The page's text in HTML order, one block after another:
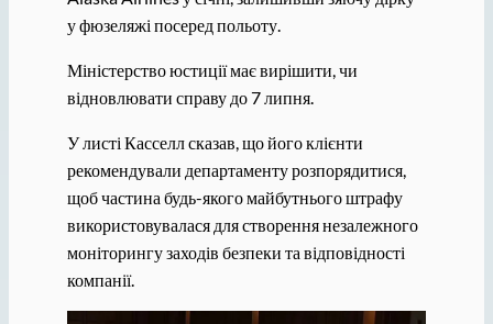
у фюзеляжі посеред польоту.
Міністерство юстиції має вирішити, чи
відновлювати справу до 7 липня.
У листі Касселл сказав, що його клієнти
рекомендували департаменту розпорядитися,
щоб частина будь-якого майбутнього штрафу
використовувалася для створення незалежного
моніторингу заходів безпеки та відповідності
компанії.